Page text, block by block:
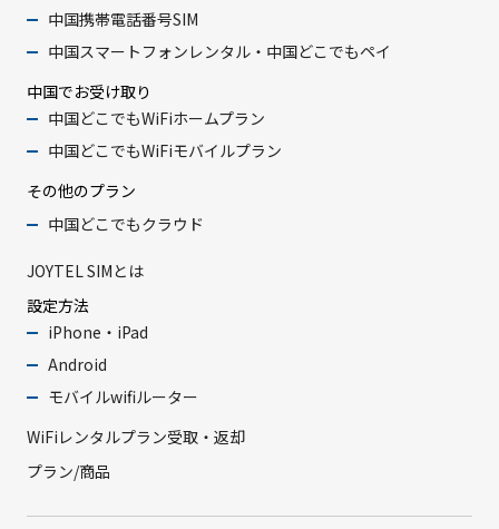
中国携帯電話番号SIM
中国スマートフォンレンタル・中国どこでもペイ
中国でお受け取り
中国どこでもWiFiホームプラン
中国どこでもWiFiモバイルプラン
その他のプラン
中国どこでもクラウド
JOYTEL SIMとは
設定方法
iPhone・iPad
Android
モバイルwifiルーター
WiFiレンタルプラン受取・返却
プラン/商品